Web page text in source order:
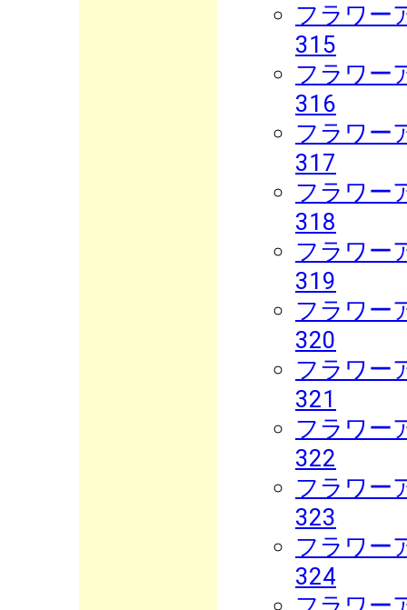
フラワー
315
フラワー
316
フラワー
317
フラワー
318
フラワー
319
フラワー
320
フラワー
321
フラワー
322
フラワー
323
フラワー
324